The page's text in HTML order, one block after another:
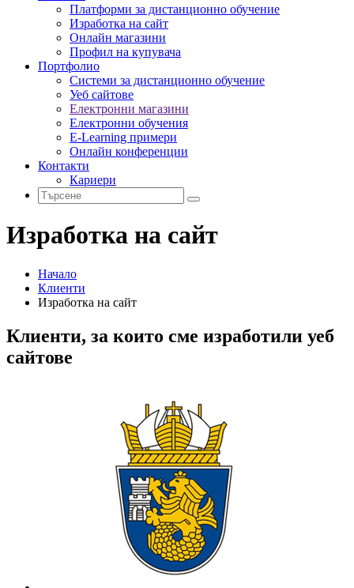
Платформи за дистанционно обучение
Изработка на сайт
Онлайн магазини
Профил на купувача
Портфолио
Системи за дистанционно обучение
Уеб сайтове
Електронни магазини
Електронни обучения
E-Learning примери
Онлайн конференции
Контакти
Кариери
Изработка на сайт
Начало
Клиенти
Изработка на сайт
Клиенти, за които сме изработили уеб
сайтове